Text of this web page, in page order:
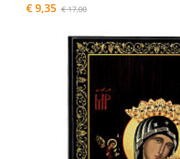
€ 9,35 € 17,00